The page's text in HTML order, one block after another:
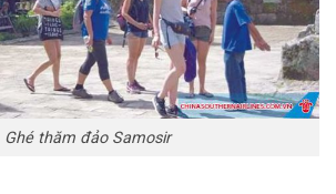
Ghé thăm đảo Samosir